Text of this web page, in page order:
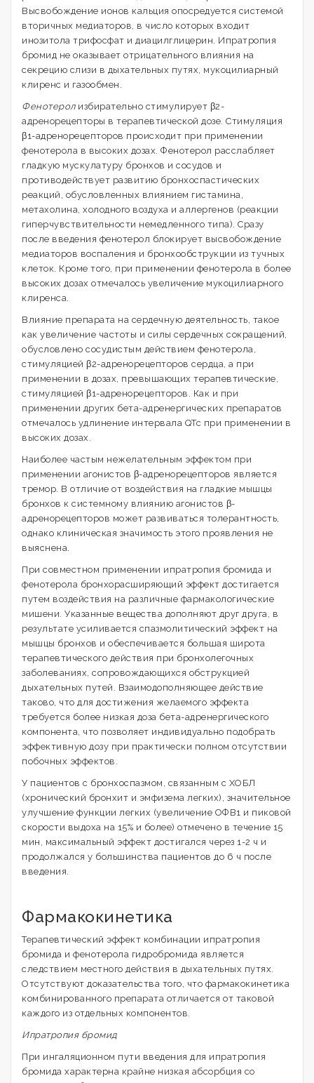
Высвобождение ионов кальция опосредуется системой
вторичных медиаторов, в число которых входит
инозитола трифосфат и диацилглицерин. Ипратропия
бромид не оказывает отрицательного влияния на
секрецию слизи в дыхательных путях, мукоцилиарный
клиренс и газообмен.
Фенотеролизбирательно стимулирует β2-
адренорецепторы в терапевтической дозе. Стимуляция
β1-адренорецепторов происходит при применении
фенотерола в высоких дозах. Фенотерол расслабляет
гладкую мускулатуру бронхов и сосудов и
противодействует развитию бронхоспастических
реакций, обусловленных влиянием гистамина,
метахолина, холодного воздуха и аллергенов (реакции
гиперчувствительности немедленного типа). Сразу
после введения фенотерол блокирует высвобождение
медиаторов воспаления и бронхообструкции из тучных
клеток. Кроме того, при применении фенотерола в более
высоких дозах отмечалось увеличение мукоцилиарного
клиренса.
Влияние препарата на сердечную деятельность, такое
как увеличение частоты и силы сердечных сокращений,
обусловлено сосудистым действием фенотерола,
стимуляцией β2-адренорецепторов сердца, а при
применении в дозах, превышающих терапевтические,
стимуляцией β1-адренорецепторов. Как и при
применении других бета-адренергических препаратов
отмечалось удлинение интервала QTc при применении в
высоких дозах.
Наиболее частым нежелательным эффектом при
применении агонистов β-адренорецепторов является
тремор. В отличие от воздействия на гладкие мышцы
бронхов к системному влиянию агонистов β-
адренорецепторов может развиваться толерантность,
однако клиническая значимость этого проявления не
выяснена.
При совместном применении ипратропия бромида и
фенотерола бронхорасширяющий эффект достигается
путем воздействия на различные фармакологические
мишени. Указанные вещества дополняют друг друга, в
результате усиливается спазмолитический эффект на
мышцы бронхов и обеспечивается большая широта
терапевтического действия при бронхолегочных
заболеваниях, сопровождающихся обструкцией
дыхательных путей. Взаимодополняющее действие
таково, что для достижения желаемого эффекта
требуется более низкая доза бета-адренергического
компонента, что позволяет индивидуально подобрать
эффективную дозу при практически полном отсутствии
побочных эффектов.
У пациентов с бронхоспазмом, связанным с ХОБЛ
(хронический бронхит и эмфизема легких), значительное
улучшение функции легких (увеличение OФВ1 и пиковой
скорости выдоха на 15% и более) отмечено в течение 15
мин, максимальный эффект достигался через 1-2 ч и
продолжался у большинства пациентов до 6 ч после
введения.
Фармакокинетика
Терапевтический эффект комбинации ипратропия
бромида и фенотерола гидробромида является
следствием местного действия в дыхательных путях.
Отсутствуют доказательства того, что фармакокинетика
комбинированного препарата отличается от таковой
каждого из отдельных компонентов.
Ипратропия бромид
При ингаляционном пути введения для ипратропия
бромида характерна крайне низкая абсорбция со